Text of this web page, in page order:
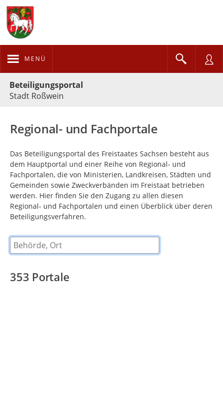
MENÜ
Beteiligungsportal
Stadt Roßwein
Regional- und Fachportale
Das Beteiligungsportal des Freistaates Sachsen besteht aus
dem Hauptportal und einer Reihe von Regional- und
Fachportalen, die von Ministerien, Landkreisen, Städten und
Gemeinden sowie Zweckverbänden im Freistaat betrieben
werden. Hier finden Sie den Zugang zu allen diesen
Regional- und Fachportalen und einen Überblick über deren
Beteiligungsverfahren.
Behörde, Ort
353 Portale